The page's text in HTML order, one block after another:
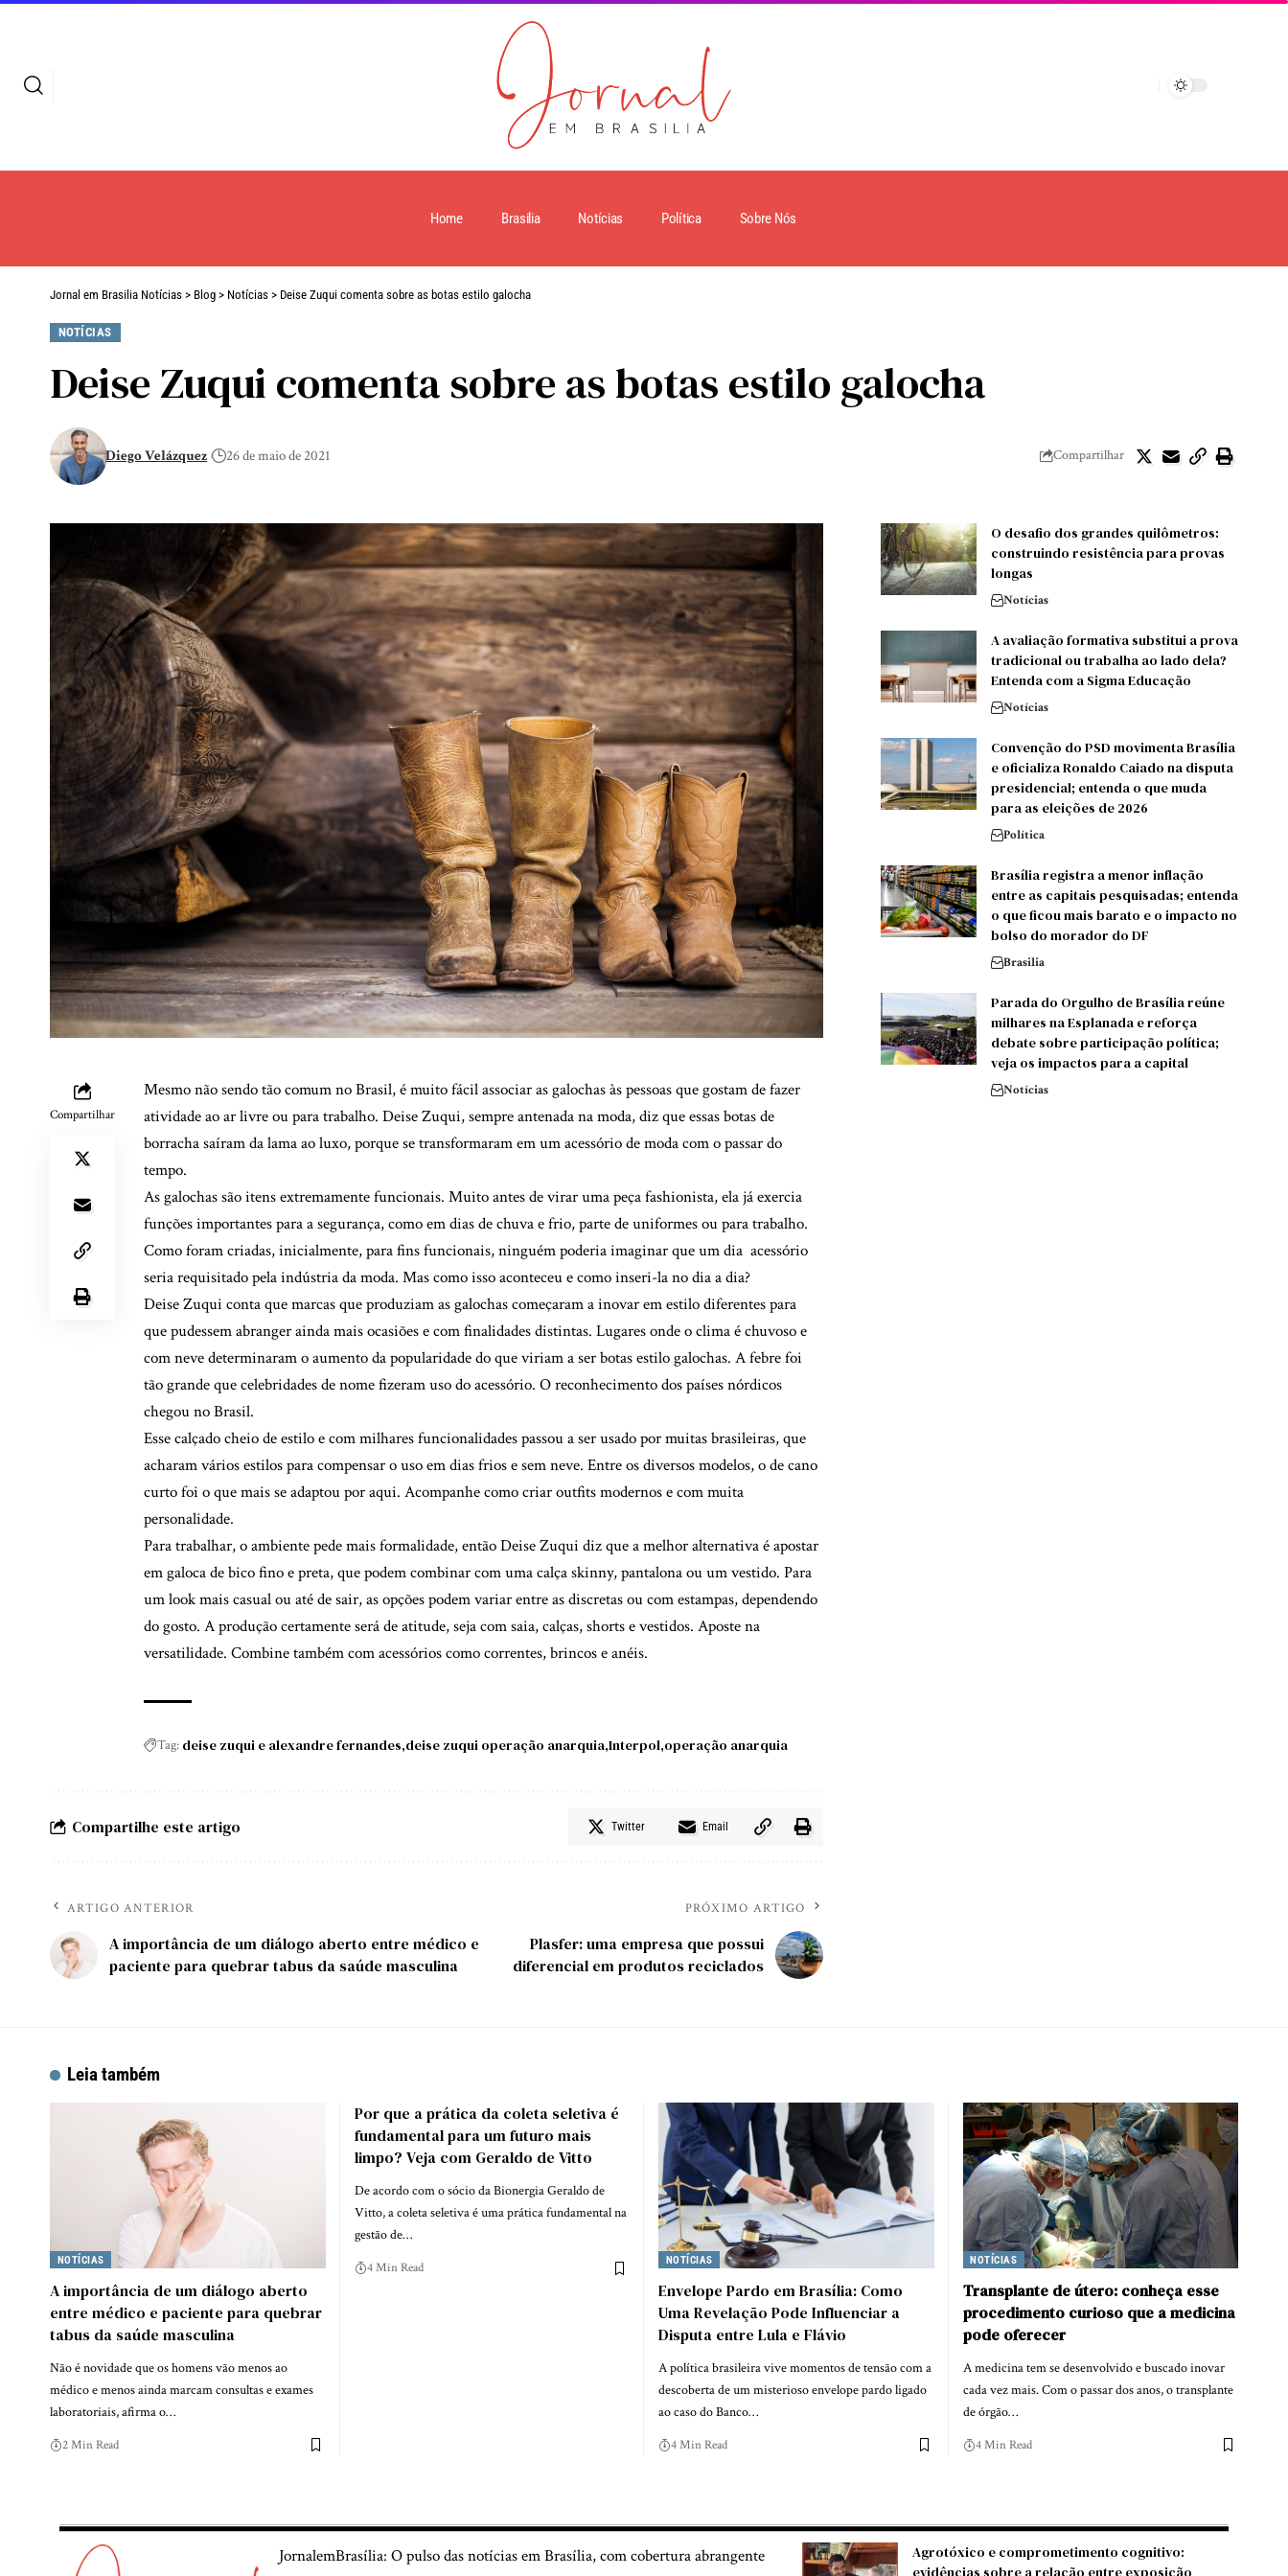
Home Brasilia Notícias Política Sobre Nós
Jornal em Brasilia Notícias > Blog > Notícias > Deise Zuqui comenta sobre as botas estilo galocha
NOTÍCIAS
Deise Zuqui comenta sobre as botas estilo galocha
Diego Velázquez 26 de maio de 2021 Compartilhar
Compartilhar
Mesmo não sendo tão comum no Brasil, é muito fácil associar as galochas às pessoas que gostam de fazer
atividade ao ar livre ou para trabalho. Deise Zuqui, sempre antenada na moda, diz que essas botas de
borracha saíram da lama ao luxo, porque se transformaram em um acessório de moda com o passar do
tempo.
As galochas são itens extremamente funcionais. Muito antes de virar uma peça fashionista, ela já exercia
funções importantes para a segurança, como em dias de chuva e frio, parte de uniformes ou para trabalho.
Como foram criadas, inicialmente, para fins funcionais, ninguém poderia imaginar que um dia acessório
seria requisitado pela indústria da moda. Mas como isso aconteceu e como inseri-la no dia a dia?
Deise Zuqui conta que marcas que produziam as galochas começaram a inovar em estilo diferentes para
que pudessem abranger ainda mais ocasiões e com finalidades distintas. Lugares onde o clima é chuvoso e
com neve determinaram o aumento da popularidade do que viriam a ser botas estilo galochas. A febre foi
tão grande que celebridades de nome fizeram uso do acessório. O reconhecimento dos países nórdicos
chegou no Brasil.
Esse calçado cheio de estilo e com milhares funcionalidades passou a ser usado por muitas brasileiras, que
acharam vários estilos para compensar o uso em dias frios e sem neve. Entre os diversos modelos, o de cano
curto foi o que mais se adaptou por aqui. Acompanhe como criar outfits modernos e com muita
personalidade.
Para trabalhar, o ambiente pede mais formalidade, então Deise Zuqui diz que a melhor alternativa é apostar
em galoca de bico fino e preta, que podem combinar com uma calça skinny, pantalona ou um vestido. Para
um look mais casual ou até de sair, as opções podem variar entre as discretas ou com estampas, dependendo
do gosto. A produção certamente será de atitude, seja com saia, calças, shorts e vestidos. Aposte na
versatilidade. Combine também com acessórios como correntes, brincos e anéis.
Tag: deise zuqui e alexandre fernandes deise zuqui operação anarquia Interpol operação anarquia
Compartilhe este artigo Twitter Email
ARTIGO ANTERIOR
A importância de um diálogo aberto entre médico e
paciente para quebrar tabus da saúde masculina
PRÓXIMO ARTIGO
Plasfer: uma empresa que possui
diferencial em produtos reciclados
O desafio dos grandes quilômetros:
construindo resistência para provas
longas
Notícias
A avaliação formativa substitui a prova
tradicional ou trabalha ao lado dela?
Entenda com a Sigma Educação
Notícias
Convenção do PSD movimenta Brasília
e oficializa Ronaldo Caiado na disputa
presidencial; entenda o que muda
para as eleições de 2026
Política
Brasília registra a menor inflação
entre as capitais pesquisadas; entenda
o que ficou mais barato e o impacto no
bolso do morador do DF
Brasilia
Parada do Orgulho de Brasília reúne
milhares na Esplanada e reforça
debate sobre participação política;
veja os impactos para a capital
Notícias
Leia também
NOTÍCIAS
A importância de um diálogo aberto
entre médico e paciente para quebrar
tabus da saúde masculina
Não é novidade que os homens vão menos ao
médico e menos ainda marcam consultas e exames
laboratoriais, afirma o…
2 Min Read
Por que a prática da coleta seletiva é
fundamental para um futuro mais
limpo? Veja com Geraldo de Vitto
De acordo com o sócio da Bionergia Geraldo de
Vitto, a coleta seletiva é uma prática fundamental na
gestão de…
4 Min Read
NOTÍCIAS
Envelope Pardo em Brasília: Como
Uma Revelação Pode Influenciar a
Disputa entre Lula e Flávio
A política brasileira vive momentos de tensão com a
descoberta de um misterioso envelope pardo ligado
ao caso do Banco…
4 Min Read
NOTÍCIAS
Transplante de útero: conheça esse
procedimento curioso que a medicina
pode oferecer
A medicina tem se desenvolvido e buscado inovar
cada vez mais. Com o passar dos anos, o transplante
de órgão…
4 Min Read
JornalemBrasília: O pulso das notícias em Brasília, com cobertura abrangente
Agrotóxico e comprometimento cognitivo:
evidências sobre a relação entre exposição